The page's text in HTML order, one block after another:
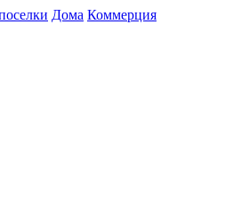
Дома Коммерция